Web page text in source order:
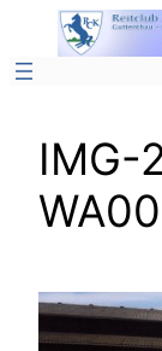
Inhalt
springen
IMG-